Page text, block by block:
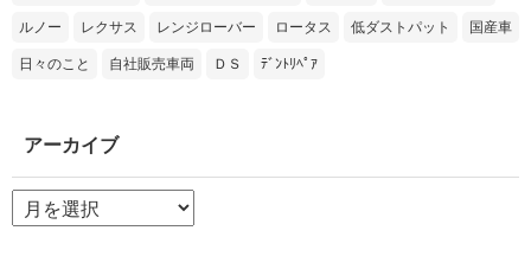
ルノー レクサス レンジローバー ロータス 低ダストパット 国産車
日々のこと 自社販売車両 ＤＳ ﾃﾞﾝﾄﾘﾍﾟｱ
アーカイブ
ア
ー